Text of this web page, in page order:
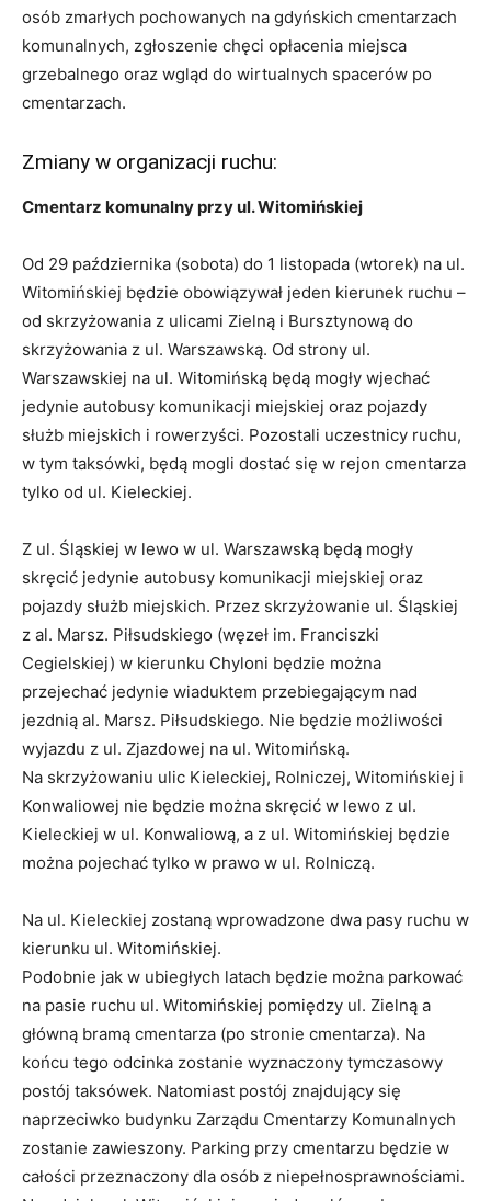
osób zmarłych pochowanych na gdyńskich cmentarzach
komunalnych, zgłoszenie chęci opłacenia miejsca
grzebalnego oraz wgląd do wirtualnych spacerów po
cmentarzach.
Zmiany w organizacji ruchu:
Cmentarz komunalny przy ul. Witomińskiej
Od 29 października (sobota) do 1 listopada (wtorek) na ul.
Witomińskiej będzie obowiązywał jeden kierunek ruchu –
od skrzyżowania z ulicami Zielną i Bursztynową do
skrzyżowania z ul. Warszawską. Od strony ul.
Warszawskiej na ul. Witomińską będą mogły wjechać
jedynie autobusy komunikacji miejskiej oraz pojazdy
służb miejskich i rowerzyści. Pozostali uczestnicy ruchu,
w tym taksówki, będą mogli dostać się w rejon cmentarza
tylko od ul. Kieleckiej.
Z ul. Śląskiej w lewo w ul. Warszawską będą mogły
skręcić jedynie autobusy komunikacji miejskiej oraz
pojazdy służb miejskich. Przez skrzyżowanie ul. Śląskiej
z al. Marsz. Piłsudskiego (węzeł im. Franciszki
Cegielskiej) w kierunku Chyloni będzie można
przejechać jedynie wiaduktem przebiegającym nad
jezdnią al. Marsz. Piłsudskiego. Nie będzie możliwości
wyjazdu z ul. Zjazdowej na ul. Witomińską.
Na skrzyżowaniu ulic Kieleckiej, Rolniczej, Witomińskiej i
Konwaliowej nie będzie można skręcić w lewo z ul.
Kieleckiej w ul. Konwaliową, a z ul. Witomińskiej będzie
można pojechać tylko w prawo w ul. Rolniczą.
Na ul. Kieleckiej zostaną wprowadzone dwa pasy ruchu w
kierunku ul. Witomińskiej.
Podobnie jak w ubiegłych latach będzie można parkować
na pasie ruchu ul. Witomińskiej pomiędzy ul. Zielną a
główną bramą cmentarza (po stronie cmentarza). Na
końcu tego odcinka zostanie wyznaczony tymczasowy
postój taksówek. Natomiast postój znajdujący się
naprzeciwko budynku Zarządu Cmentarzy Komunalnych
zostanie zawieszony. Parking przy cmentarzu będzie w
całości przeznaczony dla osób z niepełnosprawnościami.